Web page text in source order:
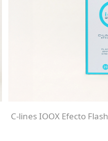
C-lines IOOX Efecto Flash